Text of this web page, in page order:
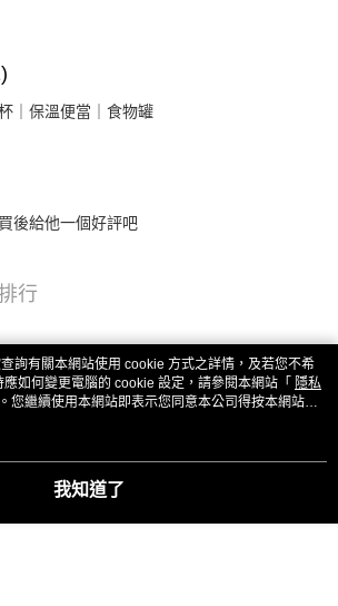
｜保溫便當｜食物罐
後給他一個好評吧
行
詢有關本網站使用 cookie 方式之詳情，及若您不希
如何變更電腦的 cookie 設定，請參閱本網站「 隱私
您繼續使用本網站即表示您同意本公司得按本網站使
cookie。
我知道了